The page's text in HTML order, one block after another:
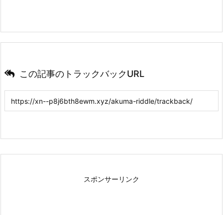
この記事のトラックバックURL
スポンサーリンク